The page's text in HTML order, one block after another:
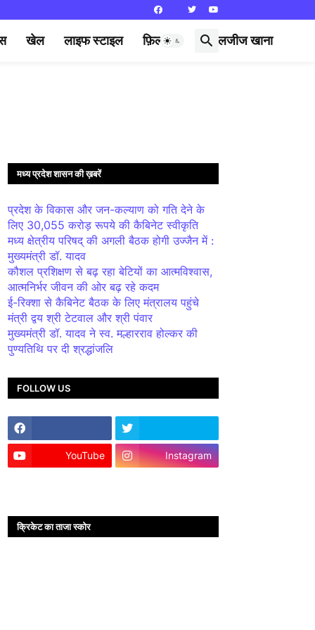
खेल लाइफ स्टाइल फ़िल्मी दुनिया लजीज खाना
मध्य प्रदेश शासन की ख़बरें
प्रदेश के विकास और जन-कल्याण को गति देने के
लिए 30,055 करोड़ रूपये की कैबिनेट स्वीकृति
मध्य क्षेत्रीय परिषद् की अगली बैठक होगी उज्जैन में :
मुख्यमंत्री डॉ. यादव
कौशल प्रशिक्षण से बढ़ रहा बेटियों का आत्मविश्वास,
आत्मनिर्भर जीवन की ओर बढ़ रहे कदम
ई-रिक्शा से कैबिनेट बैठक के लिए मंत्रालय पहुंचे
मंत्री द्वय श्री टेटवाल और श्री पंवार
मुख्यमंत्री डॉ. यादव ने स्व. मल्हारराव होल्कर की
पुण्यतिथि पर दी श्रद्धांजलि
FOLLOW US
YouTube Instagram
क्रिकेट का ताजा स्कोर